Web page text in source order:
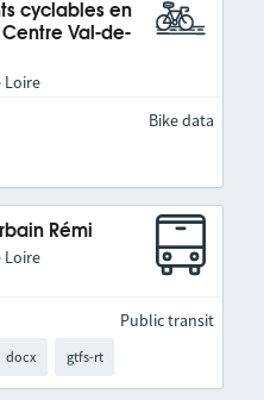
cyclables en
Val-de-
Loire
Bike data
Rémi
Loire
docx gtfs-rt
Public transit